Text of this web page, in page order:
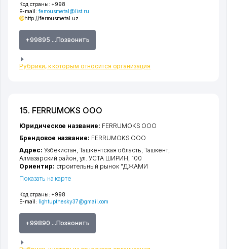
Код страны: +998
E-mail: ferrousmetal@list.ru
http://ferrousmetal.uz
+99895 ...Позвонить
Рубрики, к которым относится организация
15. FERRUMOKS ООО
Код страны: +998
E-mail: lightupthesky37@gmail.com
+99890 ...Позвонить
Юридическое название: FERRUMOKS ООО
Брендовое название: FERRUMOKS ООО
Адрес: Узбекистан,Ташкентская область ,Ташкент,
Алмазарский район ,ул. УСТА ШИРИН , 100
Ориентир: строительный рынок "ДЖАМИ
Показать на карте